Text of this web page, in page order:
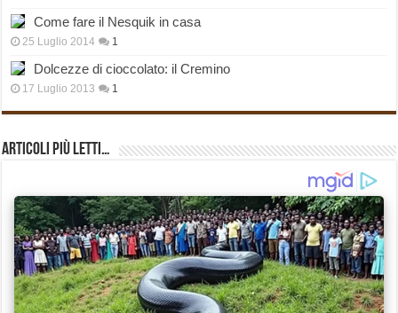
Come fare il Nesquik in casa
25 Luglio 2014 1
Dolcezze di cioccolato: il Cremino
17 Luglio 2013 1
Articoli più Letti…